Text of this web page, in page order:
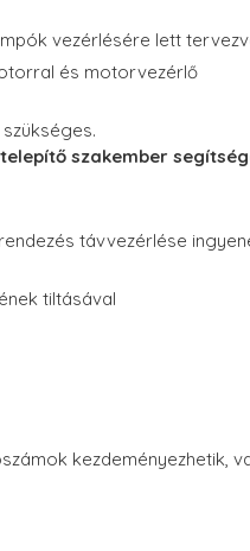
vezérlésére lett
és motorvezérlő
szakember
távvezérlése
tiltásával
kezdeményezhetik,